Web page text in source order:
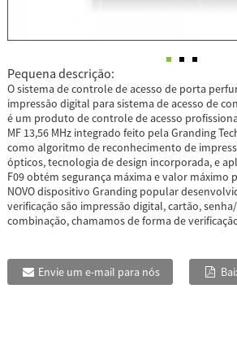
Pequena descrição:
O sistema de controle de acesso de porta
impressão digital para sistema de acesso de
é um produto de controle de acesso
MF 13,56 MHz integrado feito pela Granding
como algoritmo de reconhecimento de
ópticos, tecnologia de design incorporada, e
F09 obtém segurança máxima e valor máximo
NOVO dispositivo Granding popular
verificação são impressão digital, cartão,
combinação, chamamos de forma de
Envie um e-mail para nós